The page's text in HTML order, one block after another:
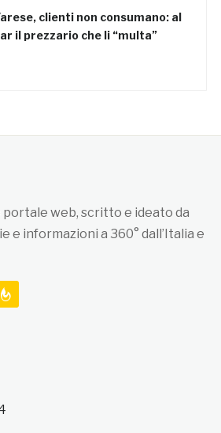
clienti non consumano: al
il prezzario che li “multa”
portale web, scritto e ideato da
e informazioni a 360° dall’Italia e